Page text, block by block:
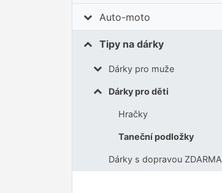
Auto-moto
Tipy na dárky
Dárky pro muže
Dárky pro děti
Hračky
Taneční podložky
Dárky s dopravou ZDARMA